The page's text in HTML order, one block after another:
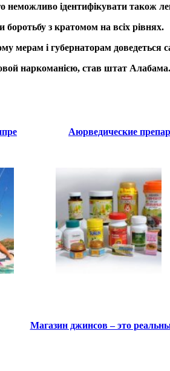
неможливо ідентифікувати також
з кратомом на всіх рівнях.
мерам і губернаторам
наркоманією, став штат Алабама.
Аюрведические
Магазин джинсов – это